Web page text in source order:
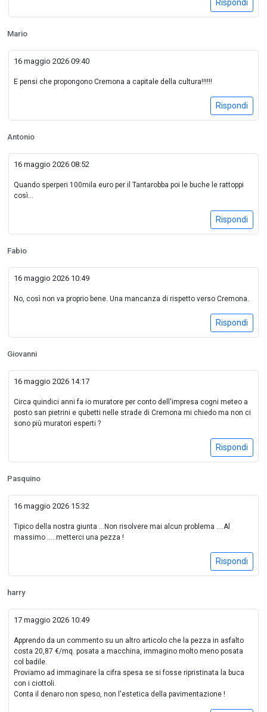
Rispondi
Mario
16 maggio 2026 09:40
E pensi che propongono Cremona a capitale della cultura!!!!!!
Rispondi
Antonio
16 maggio 2026 08:52
Quando sperperi 100mila euro per il Tantarobba poi le buche le rattoppi
così…
Rispondi
Fabio
16 maggio 2026 10:49
No, così non va proprio bene. Una mancanza di rispetto verso Cremona.
Rispondi
Giovanni
16 maggio 2026 14:17
Circa quindici anni fa io muratore per conto dell'impresa cogni meteo a
posto san pietrini e qubetti nelle strade di Cremona mi chiedo ma non ci
sono più muratori esperti ?
Rispondi
Pasquino
16 maggio 2026 15:32
Tipico della nostra giunta ...Non risolvere mai alcun problema ....Al
massimo .....metterci una pezza !
Rispondi
harry
17 maggio 2026 10:49
Apprendo da un commento su un altro articolo che la pezza in asfalto
costa 20,87 €/mq. posata a macchina, immagino molto meno posata
col badile.
Proviamo ad immaginare la cifra spesa se si fosse ripristinata la buca
con i ciottoli.
Conta il denaro non speso, non l'estetica della pavimentazione !